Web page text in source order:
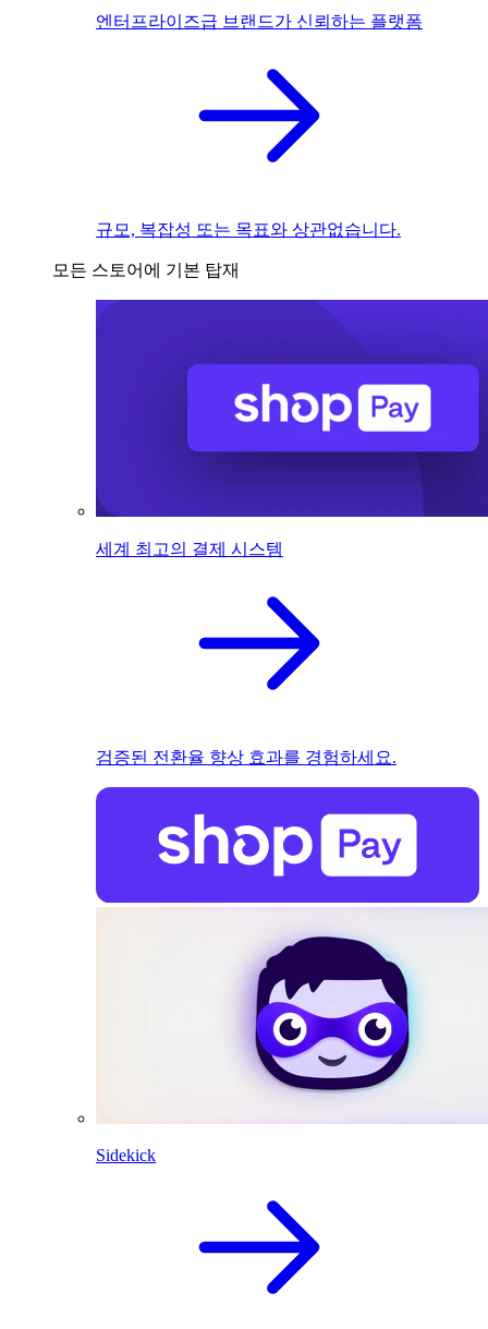
엔터프라이즈급 브랜드가 신뢰하는 플랫폼
규모, 복잡성 또는 목표와 상관없습니다.
모든 스토어에 기본 탑재
세계 최고의 결제 시스템
검증된 전환율 향상 효과를 경험하세요.
Sidekick